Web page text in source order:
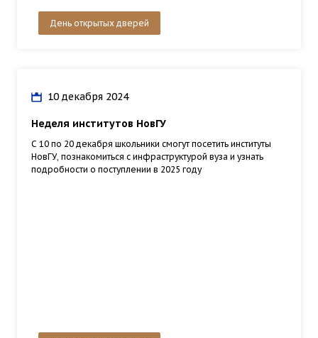
День открытых дверей
10 декабря 2024
Неделя институтов НовГУ
С 10 по 20 декабря школьники смогут посетить институты
НовГУ, познакомиться с инфраструктурой вуза и узнать
подробности о поступлении в 2025 году